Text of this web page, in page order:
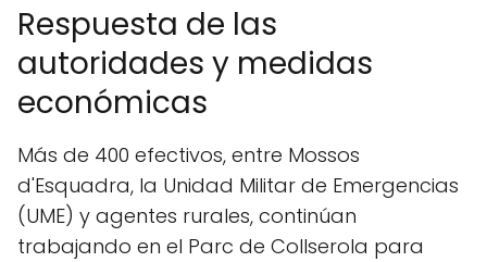
Respuesta de las
autoridades y medidas
económicas
Más de 400 efectivos, entre Mossos
d'Esquadra, la Unidad Militar de Emergencias
(UME) y agentes rurales, continúan
trabajando en el Parc de Collserola para